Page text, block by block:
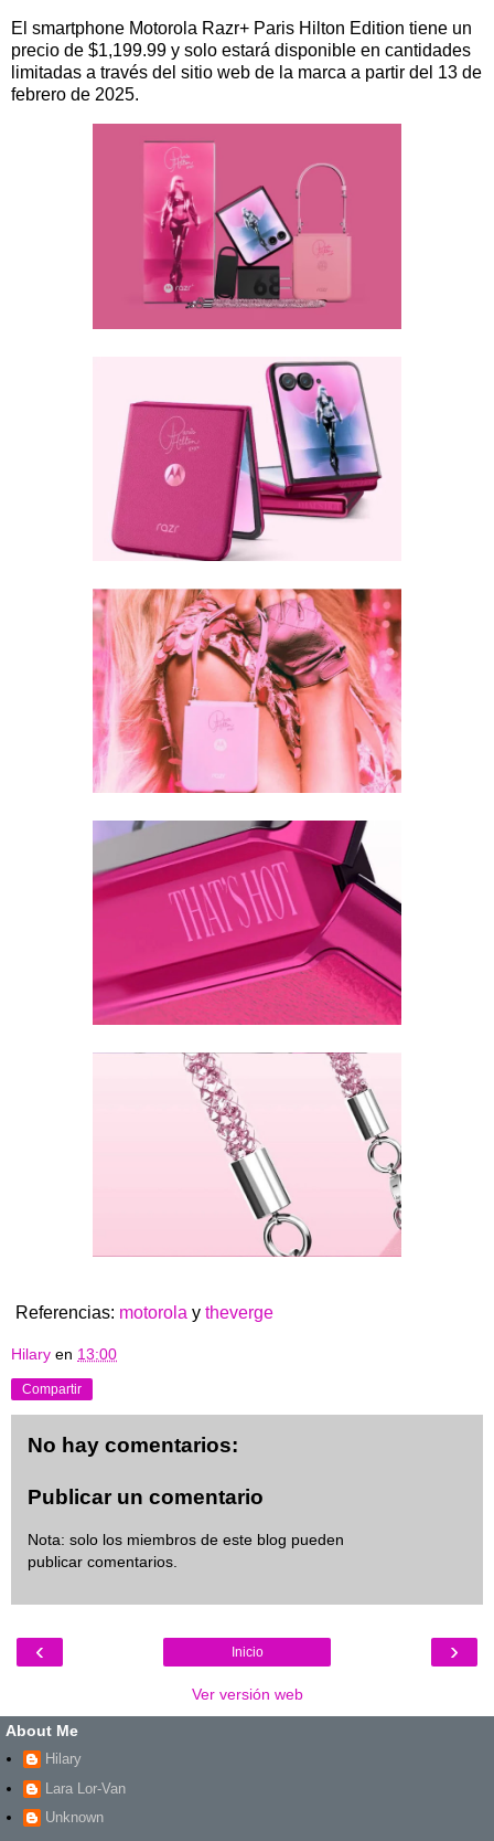
El smartphone Motorola Razr+ Paris Hilton Edition tiene un
precio de $1,199.99 y solo estará disponible en cantidades
limitadas a través del sitio web de la marca a partir del 13 de
febrero de 2025.
Referencias: motorola y theverge
Hilary en 13:00
Compartir
No hay comentarios:
Publicar un comentario
Nota: solo los miembros de este blog pueden
publicar comentarios.
‹ ›
Inicio
Ver versión web
About Me
Hilary
Lara Lor-Van
Unknown